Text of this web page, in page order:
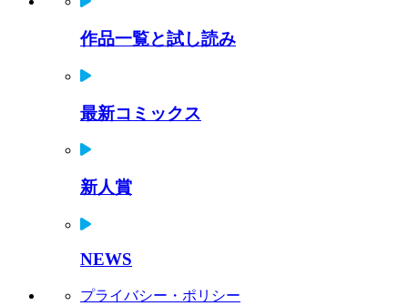
作品一覧と試し読み
最新コミックス
新人賞
NEWS
プライバシー・ポリシー